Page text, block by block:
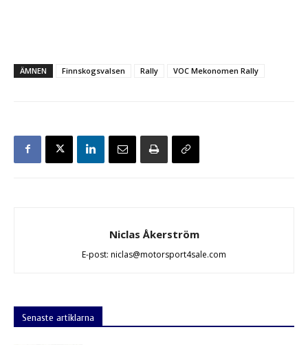
ÄMNEN Finnskogsvalsen Rally VOC Mekonomen Rally
Niclas Åkerström
E-post: niclas@motorsport4sale.com
Senaste artiklarna